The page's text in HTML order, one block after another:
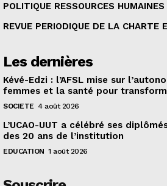
POLITIQUE RESSOURCES HUMAINES
REVUE PERIODIQUE DE LA CHARTE
Les dernières
Kévé-Edzi : l’AFSL mise sur
femmes et la santé pour
SOCIETE 4 août 2026
L’UCAO-UUT a célébré ses
des 20 ans de l’institution
EDUCATION 1 août 2026